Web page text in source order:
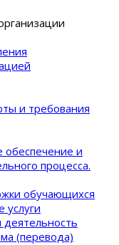
и требования
обеспечение и
процеcса.
обучающихся
услуги
(перевода)